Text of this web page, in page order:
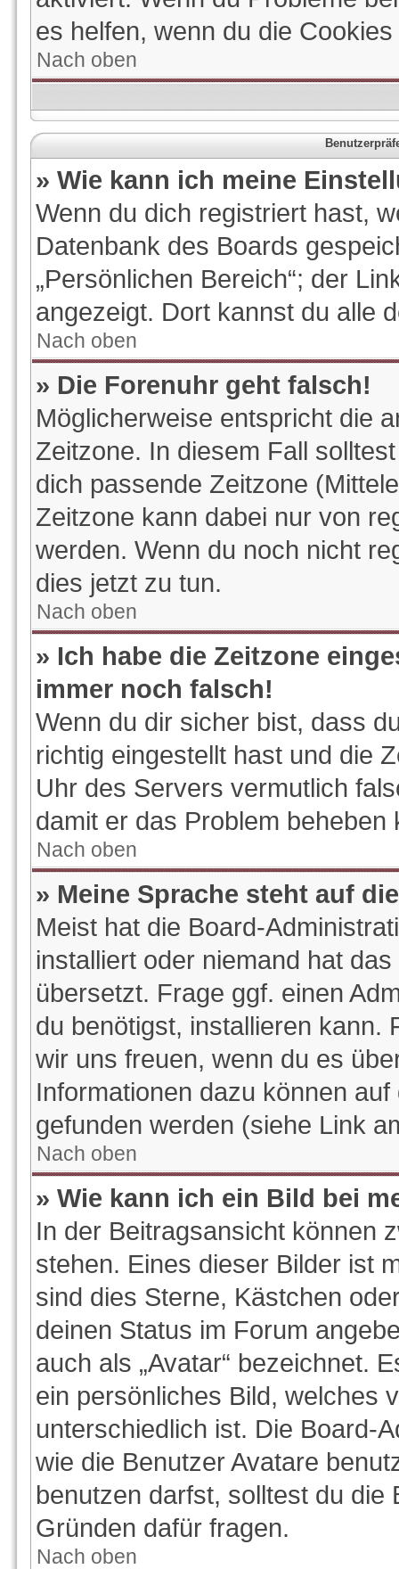
es helfen, wenn du die
Nach oben
» Wie kann ich meine
Wenn du dich registriert hast,
Datenbank des Boards
„Persönlichen Bereich“; der
angezeigt. Dort kannst du alle
Nach oben
» Die Forenuhr geht falsch!
Möglicherweise entspricht die
Zeitzone. In diesem Fall
dich passende Zeitzone
Zeitzone kann dabei nur von
werden. Wenn du noch nicht
dies jetzt zu tun.
Nach oben
» Ich habe die Zeitzone
immer noch falsch!
Wenn du dir sicher bist, dass
richtig eingestellt hast und die
Uhr des Servers vermutlich
damit er das Problem beheben
Nach oben
» Meine Sprache steht auf
Meist hat die Board-
installiert oder niemand hat
übersetzt. Frage ggf. einen
du benötigst, installieren kann.
wir uns freuen, wenn du es
Informationen dazu können
gefunden werden (siehe Link
Nach oben
» Wie kann ich ein Bild bei
In der Beitragsansicht können
stehen. Eines dieser Bilder ist
sind dies Sterne, Kästchen
deinen Status im Forum
auch als „Avatar“ bezeichnet.
ein persönliches Bild, welches
unterschiedlich ist. Die Board-
wie die Benutzer Avatare
benutzen darfst, solltest du die
Gründen dafür fragen.
Nach oben